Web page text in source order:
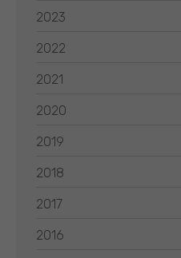
2023
2022
2021
2020
2019
2018
2017
2016